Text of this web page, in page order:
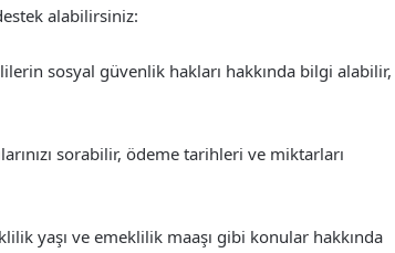
alabilirsiniz:
sosyal güvenlik hakları hakkında bilgi alabilir,
sorabilir, ödeme tarihleri ve miktarları
yaşı ve emeklilik maaşı gibi konular hakkında